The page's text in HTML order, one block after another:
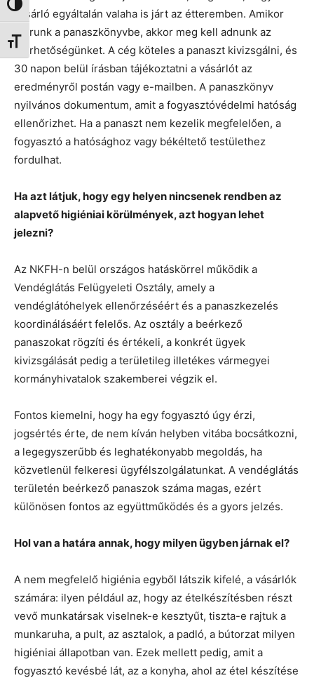
Nagy kontraszt váltása
Betűméret váltása
vásárló egyáltalán valaha is járt az étteremben. Amikor
beírunk a panaszkönyvbe, akkor meg kell adnunk az
elérhetőségünket. A cég köteles a panaszt kivizsgálni, és
30 napon belül írásban tájékoztatni a vásárlót az
eredményről postán vagy e-mailben. A panaszkönyv
nyilvános dokumentum, amit a fogyasztóvédelmi hatóság
ellenőrizhet. Ha a panaszt nem kezelik megfelelően, a
fogyasztó a hatósághoz vagy békéltető testülethez
fordulhat.
Ha azt látjuk, hogy egy helyen nincsenek rendben az
alapvető higiéniai körülmények, azt hogyan lehet
jelezni?
Az NKFH-n belül országos hatáskörrel működik a
Vendéglátás Felügyeleti Osztály, amely a
vendéglátóhelyek ellenőrzéséért és a panaszkezelés
koordinálásáért felelős. Az osztály a beérkező
panaszokat rögzíti és értékeli, a konkrét ügyek
kivizsgálását pedig a területileg illetékes vármegyei
kormányhivatalok szakemberei végzik el.
Fontos kiemelni, hogy ha egy fogyasztó úgy érzi,
jogsértés érte, de nem kíván helyben vitába bocsátkozni,
a legegyszerűbb és leghatékonyabb megoldás, ha
közvetlenül felkeresi ügyfélszolgálatunkat. A vendéglátás
területén beérkező panaszok száma magas, ezért
különösen fontos az együttműködés és a gyors jelzés.
Hol van a határa annak, hogy milyen ügyben járnak el?
A nem megfelelő higiénia egyből látszik kifelé, a vásárlók
számára: ilyen például az, hogy az ételkészítésben részt
vevő munkatársak viselnek-e kesztyűt, tiszta-e rajtuk a
munkaruha, a pult, az asztalok, a padló, a bútorzat milyen
higiéniai állapotban van. Ezek mellett pedig, amit a
fogyasztó kevésbé lát, az a konyha, ahol az étel készítése